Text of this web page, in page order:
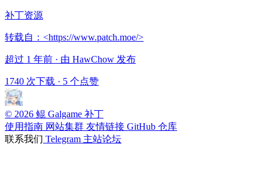
补丁资源
转载自：<https://www.patch.moe/>
超过 1 年前 · 由 HawChow 发布
1740 次下载 · 5 个点赞
© 2026 鲲 Galgame 补丁
使用指南 网站集群 友情链接 GitHub 仓库
联系我们 Telegram 主站论坛